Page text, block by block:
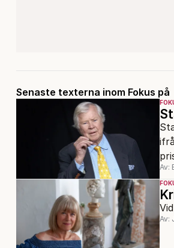
Senaste texterna inom Fokus på
Av:
Av: